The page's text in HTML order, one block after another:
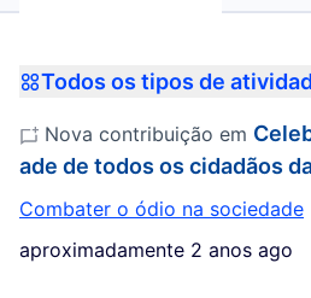
Todos os tipos de
aproximadamente 2 anos ago
Nova contribuição em
ade de todos os cidadãos
Combater o ódio na sociedade